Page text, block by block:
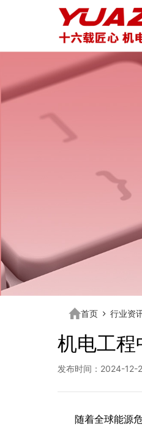
首页 行业资
机电工程
发布时间：2024-
随着全球能源